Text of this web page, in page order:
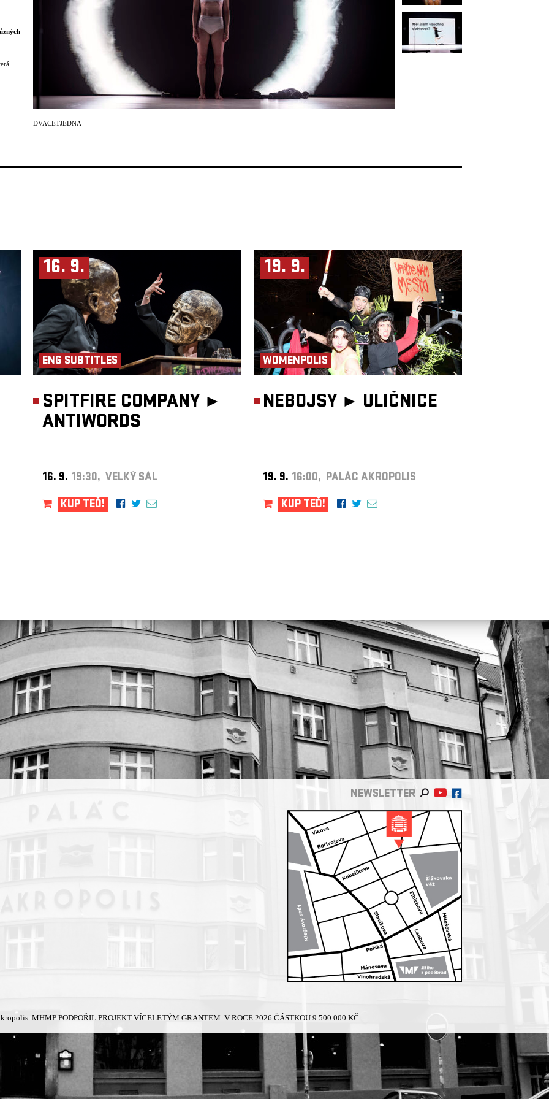
a
–
DVACETJEDNA
16. 9.
ENG SUBTITLES
SPITFIRE COMPANY ►
ANTIWORDS
16. 9. 19:30, VELKÝ SÁL
KUP TEĎ!
19. 9.
WOMENPOLIS
NEBOJSY ► ULIČNICE
19. 9. 16:00, PALÁC AKROPOLIS
KUP TEĎ!
NEWSLETTER
MHMP PODPOŘIL PROJEKT VÍCELETÝM GRANTEM. V ROCE 2026 ČÁSTKOU 9 500 000 KČ.